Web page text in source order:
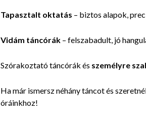
Tapasztalt oktatás – biztos alapok,
Vidám táncórák – felszabadult, jó
Szórakoztató táncórák és személyre
Ha már ismersz néhány táncot és
óráinkhoz!